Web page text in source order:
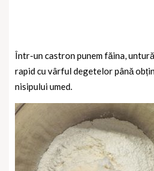
Într-un castron punem făina,
rapid cu vârful degetelor până
nisipului umed.